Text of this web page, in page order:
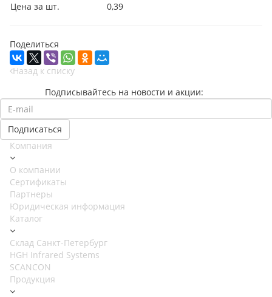
Цена за шт.
0,39
Поделиться
Назад к списку
Подписывайтесь на новости и акции:
Компания
О компании
Сертификаты
Партнеры
Юридическая информация
Каталог
Cклад Санкт-Петербург
HGH Infrared Systems
SCANCON
Продукция